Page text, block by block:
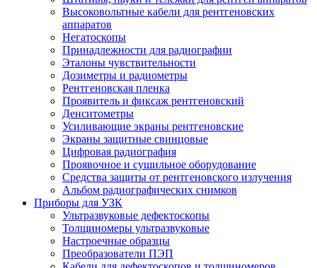
Высоковольтные кабели для рентгеновских
аппаратов
Негатоскопы
Принадлежности для радиографии
Эталоны чувствительности
Дозиметры и радиометры
Рентгеновская пленка
Проявитель и фиксаж рентгеновский
Денситометры
Усиливающие экраны рентгеновские
Экраны защитные свинцовые
Цифровая радиография
Проявочное и сушильное оборудование
Средства защиты от рентгеновского излучения
Альбом радиографических снимков
Приборы для УЗК
Ультразвуковые дефектоскопы
Толщиномеры ультразвуковые
Настроечные образцы
Преобразователи ПЭП